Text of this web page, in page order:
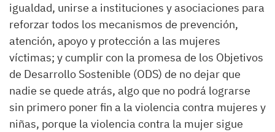
igualdad, unirse a instituciones y asociaciones para
reforzar todos los mecanismos de prevención,
atención, apoyo y protección a las mujeres
víctimas; y cumplir con la promesa de los Objetivos
de Desarrollo Sostenible (ODS) de no dejar que
nadie se quede atrás, algo que no podrá lograrse
sin primero poner fin a la violencia contra mujeres y
niñas, porque la violencia contra la mujer sigue